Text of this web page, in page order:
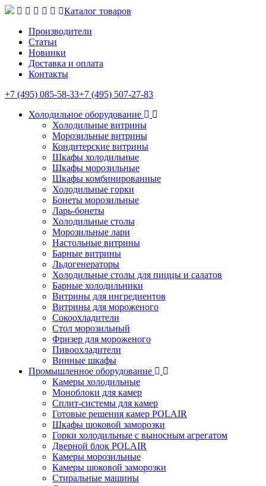
Каталог товаров
Производители
Статьи
Новинки
Доставка и оплата
Контакты
+7 (495) 085-58-33+7 (495) 507-27-83
Холодильное оборудование
Холодильные витрины
Морозильные витрины
Кондитерские витрины
Шкафы холодильные
Шкафы морозильные
Шкафы комбинированные
Холодильные горки
Бонеты морозильные
Ларь-бонеты
Холодильные столы
Морозильные лари
Настольные витрины
Барные витрины
Льдогенераторы
Холодильные столы для пиццы и салатов
Барные холодильники
Витрины для ингредиентов
Витрины для мороженого
Сокоохладители
Стол морозильный
Фризер для мороженого
Пивоохладители
Винные шкафы
Промышленное оборудование
Камеры холодильные
Моноблоки для камер
Сплит-системы для камер
Готовые решения камер POLAIR
Шкафы шоковой заморозки
Горки холодильные с выносным агрегатом
Дверной блок POLAIR
Камеры морозильные
Камеры шоковой заморозки
Стиральные машины